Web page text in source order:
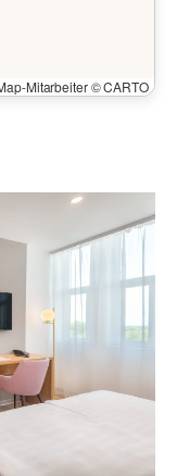
Mitarbeiter © CARTO